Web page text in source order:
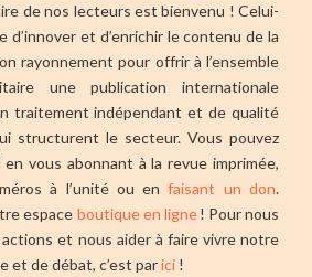
de nos lecteurs est bienvenu ! Celui-
et d’enrichir le contenu de la
rayonnement pour offrir à l’ensemble
une publication internationale
traitement indépendant et de qualité
structurent le secteur. Vous pouvez
vous abonnant à la revue imprimée,
à l’unité ou enfaisant un don.
espace boutique en ligne! Pour nous
et nous aider à faire vivre notre
et de débat, c’est parici !